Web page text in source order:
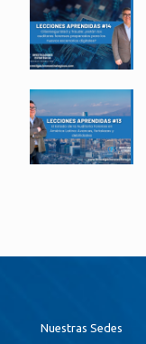
Nuestras Sedes